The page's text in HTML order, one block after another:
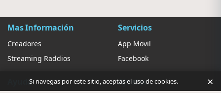
Mas Información
Creadores
Streaming Raddios
Servicios
App Movil
Facebook
Ayuda Ajustes
Si navegas por este sitio, aceptas el uso de cookies. ×